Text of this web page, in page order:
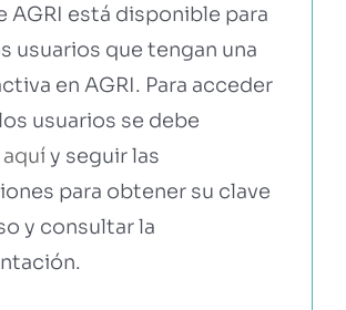
AGRI está disponible para
usuarios que tengan una
en AGRI. Para acceder
usuarios se debe
aquí y seguir las
para obtener su clave
y consultar la